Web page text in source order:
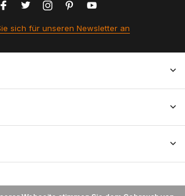
sich für unseren Newsletter an